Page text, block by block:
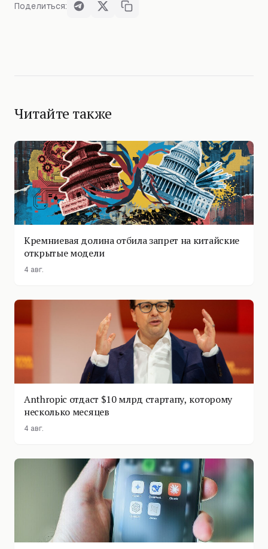
Поделиться:
Читайте также
Кремниевая долина отбила запрет на китайские
открытые модели
4 авг.
Anthropic отдаст $10 млрд стартапу, которому
несколько месяцев
4 авг.